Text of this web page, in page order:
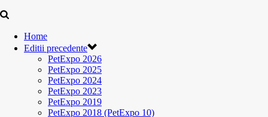
Home
Editii precedente
PetExpo 2026
PetExpo 2025
PetExpo 2024
PetExpo 2023
PetExpo 2019
PetExpo 2018 (PetExpo 10)